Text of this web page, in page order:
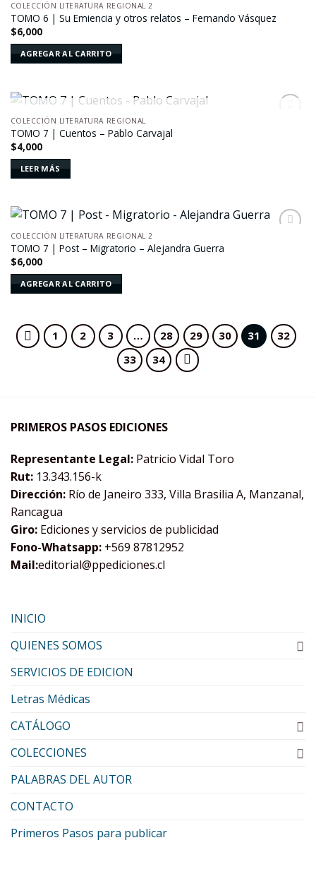
deseos
COLECCIÓN LITERATURA REGIONAL 2
TOMO 6 | Su Emiencia y otros relatos – Fernando Vásquez
$6,000
AGREGAR AL CARRITO
AGOTADO
COLECCIÓN LITERATURA REGIONAL
TOMO 7 | Cuentos – Pablo Carvajal
$4,000
LEER MÁS
COLECCIÓN LITERATURA REGIONAL 2
TOMO 7 | Post – Migratorio – Alejandra Guerra
$6,000
AGREGAR AL CARRITO
1 2 3 … 28 29 30 31
32
33
34
PRIMEROS PASOS EDICIONES
Representante Legal: Patricio Vidal Toro
Rut: 13.343.156-k
Dirección: Río de Janeiro 333, Villa Brasilia A, Manzanal,
Rancagua
Giro: Ediciones y servicios de publicidad
Fono-Whatsapp: +569 87812952
Mail:editorial@ppediciones.cl
INICIO
QUIENES SOMOS
SERVICIOS DE EDICION
Letras Médicas
CATÁLOGO
COLECCIONES
PALABRAS DEL AUTOR
CONTACTO
Primeros Pasos para publicar